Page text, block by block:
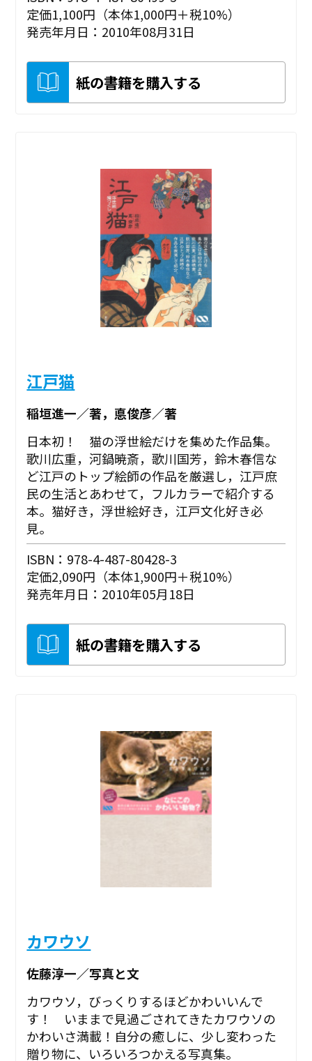
定価1,100円（本体1,000円＋税10%）
発売年月日：2010年08月31日
紙の書籍を購入する
江戸猫
稲垣進一／著，悳俊彦／著
日本初！ 猫の浮世絵だけを集めた作品集。
歌川広重，河鍋暁斎，歌川国芳，鈴木春信な
ど江戸のトップ絵師の作品を厳選し，江戸庶
民の生活とあわせて，フルカラーで紹介する
本。猫好き，浮世絵好き，江戸文化好き必
見。
ISBN：978-4-487-80428-3
定価2,090円（本体1,900円＋税10%）
発売年月日：2010年05月18日
紙の書籍を購入する
カワウソ
佐藤淳一／写真と文
カワウソ，びっくりするほどかわいいんで
す！ いままで見過ごされてきたカワウソの
かわいさ満載！自分の癒しに、少し変わった
贈り物に、いろいろつかえる写真集。